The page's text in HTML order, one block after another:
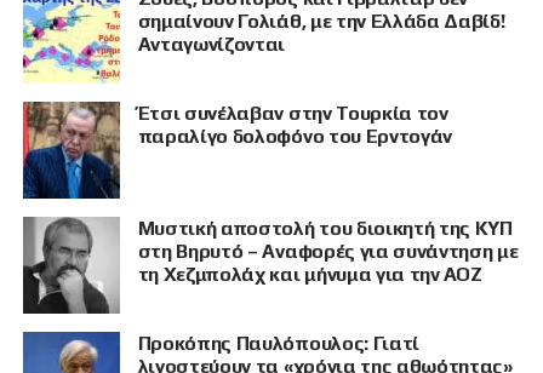
σημαίνουν Γολιάθ, με την Ελλάδα Δαβίδ!
Ανταγωνίζονται
Έτσι συνέλαβαν στην Τουρκία τον
παραλίγο δολοφόνο του Ερντογάν
Μυστική αποστολή του διοικητή της ΚΥΠ
στη Βηρυτό – Αναφορές για συνάντηση με
τη Χεζμπολάχ και μήνυμα για την ΑΟΖ
Προκόπης Παυλόπουλος: Γιατί
λιγοστεύουν τα «χρόνια της αθωότητας»